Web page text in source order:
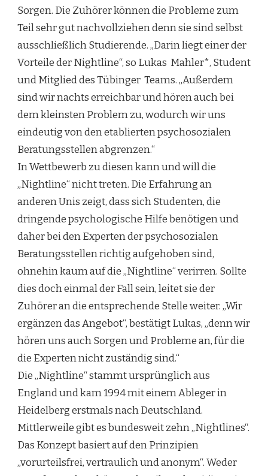
Sorgen. Die Zuhörer können die Probleme zum
Teil sehr gut nachvollziehen denn sie sind selbst
ausschließlich Studierende. „Darin liegt einer der
Vorteile der Nightline“, so Lukas Mahler*, Student
und Mitglied des Tübinger Teams. „Außerdem
sind wir nachts erreichbar und hören auch bei
dem kleinsten Problem zu, wodurch wir uns
eindeutig von den etablierten psychosozialen
Beratungsstellen abgrenzen.“
In Wettbewerb zu diesen kann und will die
„Nightline“ nicht treten. Die Erfahrung an
anderen Unis zeigt, dass sich Studenten, die
dringende psychologische Hilfe benötigen und
daher bei den Experten der psychosozialen
Beratungsstellen richtig aufgehoben sind,
ohnehin kaum auf die „Nightline“ verirren. Sollte
dies doch einmal der Fall sein, leitet sie der
Zuhörer an die entsprechende Stelle weiter. „Wir
ergänzen das Angebot“, bestätigt Lukas, „denn wir
hören uns auch Sorgen und Probleme an, für die
die Experten nicht zuständig sind.“
Die „Nightline“ stammt ursprünglich aus
England und kam 1994 mit einem Ableger in
Heidelberg erstmals nach Deutschland.
Mittlerweile gibt es bundesweit zehn „Nightlines“.
Das Konzept basiert auf den Prinzipien
„vorurteilsfrei, vertraulich und anonym“. Weder